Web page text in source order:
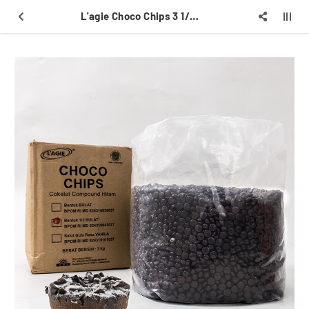
L'agie Choco Chips 3 1/2 BLT 4/3 kg